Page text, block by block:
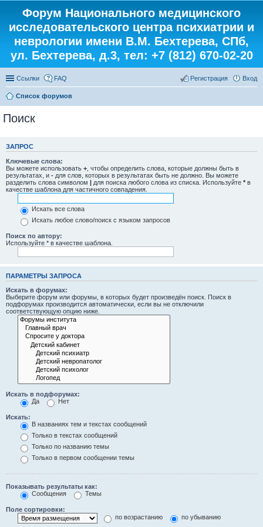
Форум Национального медицинского
исследовательского центра психиатрии и
неврологии имени В.М. Бехтерева, СПб,
ул. Бехтерева, д.3, тел: +7 (812) 670-02-20
Ссылки FAQ Вход
Регистрация
Список форумов
Поиск
ЗАПРОС
Ключевые слова:
Вы можете использовать + , чтобы определить слова, которые должны быть в
результатах, и - для слов, которых в результатах быть не должно. Вы можете
разделить слова символом | для поиска любого слова из списка. Используйте * в
качестве шаблона для частичного совпадения.
Искать все слова
Искать любое слово/поиск с языком запросов
Поиск по автору:
Используйте * в качестве шаблона.
ПАРАМЕТРЫ ЗАПРОСА
Искать в форумах:
Выберите форум или форумы, в которых будет произведён поиск. Поиск в
подфорумах производится автоматически, если вы не отключили
соответствующую опцию ниже.
Искать в подфорумах:
Да
Нет
Искать:
В названиях тем и текстах сообщений
Только в текстах сообщений
Только по названию темы
Только в первом сообщении темы
Показывать результаты как:
Сообщения
Темы
Поле сортировки:
по возрастанию
по убыванию